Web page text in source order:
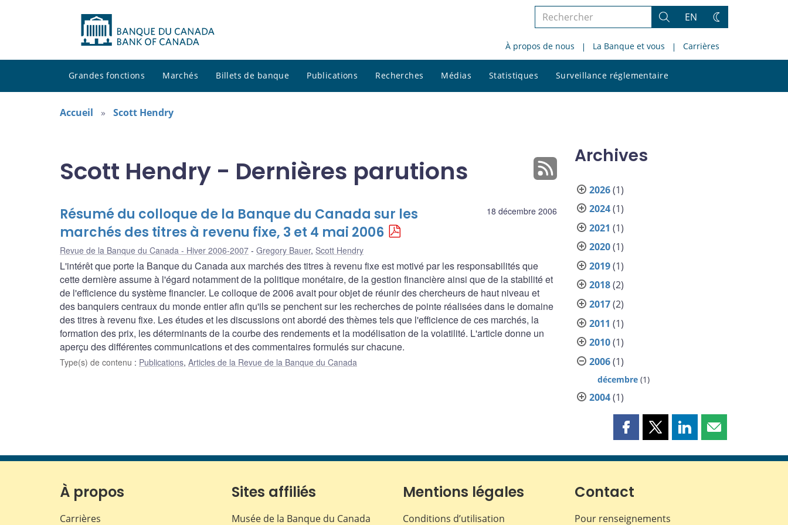
Rechercher
le
site
Rechercher
EN
Changez
thème
À propos de nous La Banque et vous Carrières
Grandes fonctions Marchés Billets de banque Publications Recherches Médias Statistiques Surveillance réglementaire
le
Accueil Scott Hendry
Scott Hendry - Dernières parutions
18 décembre 2006
Résumé du colloque de la Banque du Canada sur les
marchés des titres à revenu fixe, 3 et 4 mai 2006
Revue de la Banque du Canada - Hiver 2006-2007 Gregory Bauer, Scott Hendry
L'intérêt que porte la Banque du Canada aux marchés des titres à revenu fixe est motivé par les responsabilités que
cette dernière assume à l'égard notamment de la politique monétaire, de la gestion financière ainsi que de la stabilité et
de l'efficience du système financier. Le colloque de 2006 avait pour objet de réunir des chercheurs de haut niveau et
des banquiers centraux du monde entier afin qu'ils se penchent sur les recherches de pointe réalisées dans le domaine
des titres à revenu fixe. Les études et les discussions ont abordé des thèmes tels que l'efficience de ces marchés, la
formation des prix, les déterminants de la courbe des rendements et la modélisation de la volatilité. L'article donne un
aperçu des différentes communications et des commentaires formulés sur chacune.
Type(s) de contenu : Publications, Articles de la Revue de la Banque du Canada
Archives
2026(1)
2024(1)
2021 (1)
2020(1)
2019(1)
2018(2)
2017(2)
2011 (1)
2010(1)
2006(1)
décembre (1)
2004(1)
Partager
page
Facebook
Partager
page
Partager
page
Partager
page
À propos
Carrières
Sites affiliés
Musée de la Banque du Canada
Mentions légales
Conditions d’utilisation
Contact
Pour renseignements